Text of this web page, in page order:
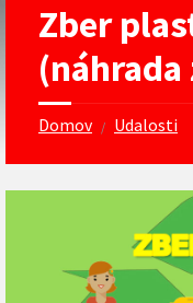
Zber
(náhrada
Domov / Udalosti